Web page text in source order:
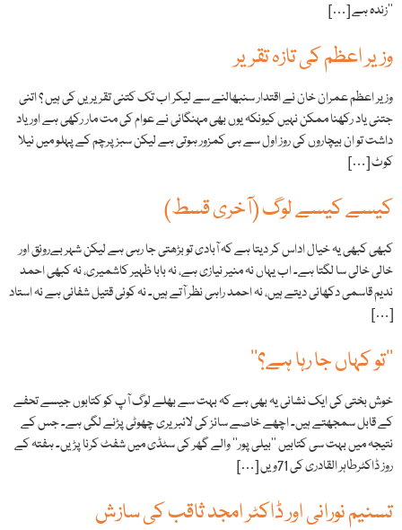
’’زندہ ہے […]
وزیر اعظم کی تازہ تقریر
وزیر اعظم عمران خان نے اقتدار سنبھالنے سے لیکر اب تک کتنی تقریریں کی ہیں ؟ اتنی
جتنی یاد رکھنا ممکن نہیں کیونکہ یوں بھی مہنگائی نے عوام کی مت مار رکھی ہے اور یاد
داشت تو ان بیچاروں کی روز اول سے ہی کمزور ہوتی ہے لیکن سبز پرچم کے پہلو میں نیلا
کوٹ […]
کیسے کیسے لوگ (آخری قسط)
کبھی کبھی یہ خیال اداس کر دیتا ہے کہ آبادی تو بڑھتی جا رہی ہے لیکن شہر بےرونق اور
خالی خالی سا لگتا ہے۔ اب یہاں نہ منیر نیازی ہے، نہ بابا ظہیر کاشمیری، نہ کبھی احمد
ندیم قاسمی دکھائی دیتے ہیں، نہ احمد راہی نظر آتے ہیں۔ نہ کوئی قتیل شفائی ہے نہ استاد
[…]
’’تو کہاں جا رہا ہے؟‘‘
خوش بختی کی ایک نشانی یہ بھی ہے کہ بہت سے بھلے لوگ آپ کو کتابوں جیسے تحفے
کے قابل سمجھتے ہیں۔ اچھے خاصے سائز کی لائبریری چھوٹی پڑنے لگی ہے۔ جس کے
نتیجہ میں بہت سی کتابیں ’’بیلی پور‘‘ والے گھر کی سٹڈی میں شفٹ کرنا پڑیں۔ ہفتہ کے
روز ڈاکٹرطاہر القادری کی 71ویں […]
تسنیم نورانی اور ڈاکٹر امجد ثاقب کی سازش